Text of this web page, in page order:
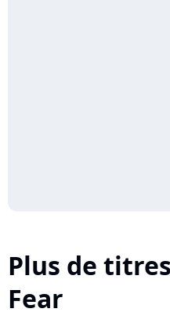
Plus de
Fear